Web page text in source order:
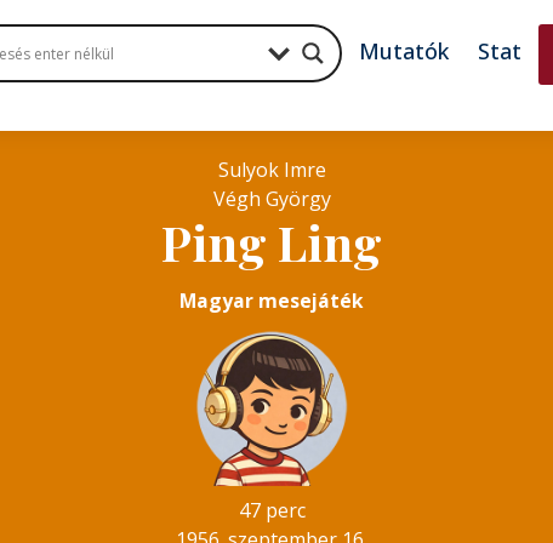
Mutatók Stat
Sulyok Imre
Végh György
Ping Ling
Magyar mesejáték
47 perc